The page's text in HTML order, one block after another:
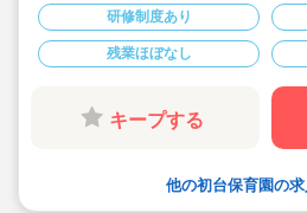
◆初台駅前の商店街を進ん
◆優しい園長、かわいい子
ちにしています。
◆人気の公立保育園のお仕
人員配置がしっかりして
休み取りやすい環境(代替
高時給設定の求人
※保育園運営事業者でもあ
研修制度あり
残業ほぼなし
キープする
他の初台保育園の